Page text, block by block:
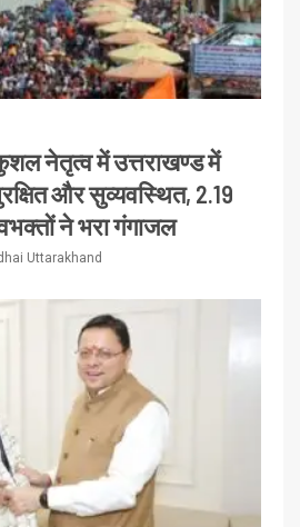
नेतृत्व में उत्तराखण्ड में
और सुव्यवस्थित, 2.19
ने भरा गंगाजल
Uttarakhand